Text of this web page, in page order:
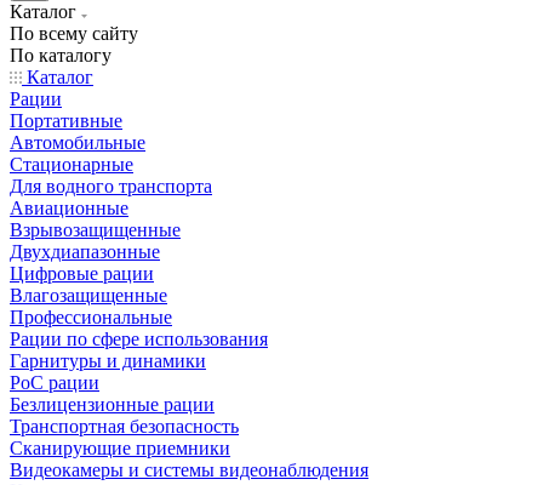
Каталог
По всему сайту
По каталогу
Каталог
Рации
Портативные
Автомобильные
Стационарные
Для водного транспорта
Авиационные
Взрывозащищенные
Двухдиапазонные
Цифровые рации
Влагозащищенные
Профессиональные
Рации по сфере использования
Гарнитуры и динамики
PoC рации
Безлицензионные рации
Транспортная безопасность
Сканирующие приемники
Видеокамеры и системы видеонаблюдения